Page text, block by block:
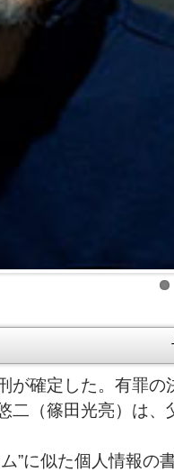
確定した。有罪
二（篠田光亮）は
”に似た個人情報